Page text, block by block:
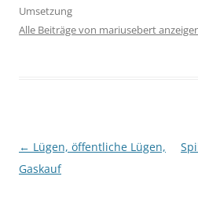
Umsetzung
Alle Beiträge von mariusebert
Beitragsnavigation
← Lügen, öffentliche Lügen,
Gaskauf